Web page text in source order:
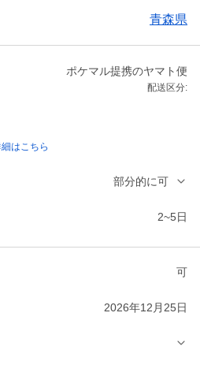
青森県
ポケマル提携のヤマト便
配送区分:
はこちら
部分的に可
2~5日
可
2026年12月25日